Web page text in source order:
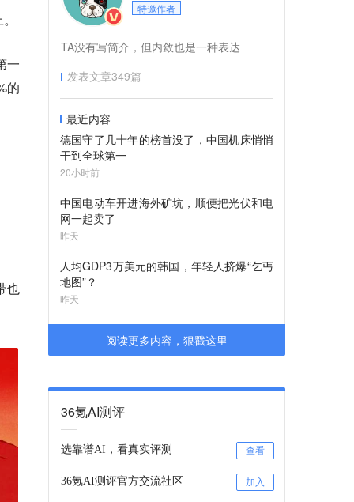
一
的
也
特邀作者
TA没有写简介，但内敛也是一种表达
发表文章349篇
最近内容
德国守了几十年的榜首没了，中国机床悄悄
干到全球第一
20小时前
中国电动车开进海外矿坑，顺便把光伏和电
网一起卖了
昨天
人均GDP3万美元的韩国，年轻人挤爆“乞丐
地图”？
昨天
阅读更多内容，狠戳这里
36氪AI测评
选靠谱AI，看真实评测 查看
36氪AI测评官方交流社区 加入